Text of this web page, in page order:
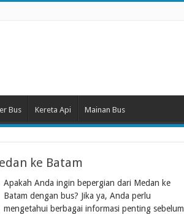
Bus Kereta Api Mainan Bus
ke Batam
Apakah Anda ingin bepergian dari Medan ke
Batam dengan bus? Jika ya, Anda perlu
mengetahui berbagai informasi penting sebelum